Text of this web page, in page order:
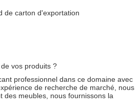
de carton d'exportation
vos produits ?
professionnel dans ce domaine avec
de recherche de marché, nous
des meubles, nous fournissons la